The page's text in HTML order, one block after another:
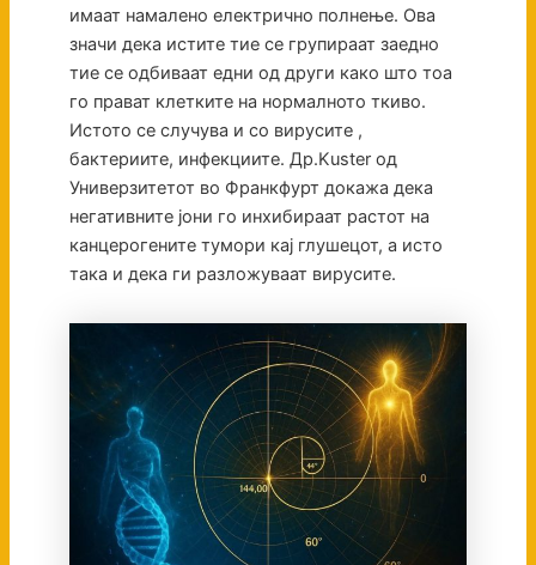
имаат намалено електрично полнење. Ова
значи дека истите тие се групираат заедно
тие се одбиваат едни од други како што тоа
го прават клетките на нормалното ткиво.
Истото се случува и со вирусите ,
бактериите, инфекциите. Др.Kuster од
Универзитетот во Франкфурт докажа дека
негативните јони го инхибираат растот на
канцерогените тумори кај глушецот, а исто
така и дека ги разложуваат вирусите.